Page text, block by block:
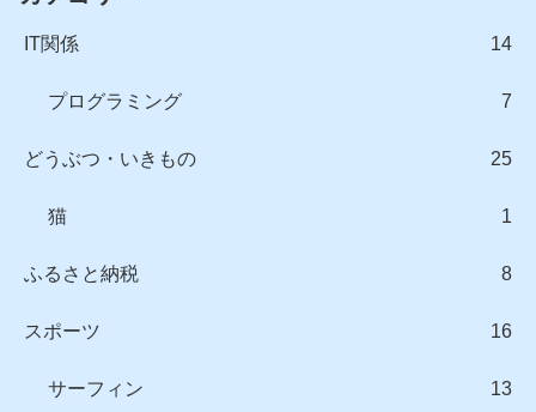
IT関係 14
プログラミング 7
どうぶつ・いきもの 25
猫 1
ふるさと納税 8
スポーツ 16
サーフィン 13